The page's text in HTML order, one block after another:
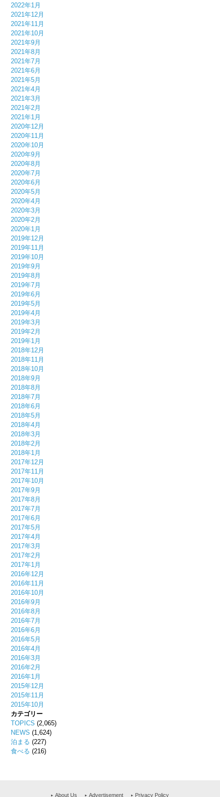
2022年1月
2021年12月
2021年11月
2021年10月
2021年9月
2021年8月
2021年7月
2021年6月
2021年5月
2021年4月
2021年3月
2021年2月
2021年1月
2020年12月
2020年11月
2020年10月
2020年9月
2020年8月
2020年7月
2020年6月
2020年5月
2020年4月
2020年3月
2020年2月
2020年1月
2019年12月
2019年11月
2019年10月
2019年9月
2019年8月
2019年7月
2019年6月
2019年5月
2019年4月
2019年3月
2019年2月
2019年1月
2018年12月
2018年11月
2018年10月
2018年9月
2018年8月
2018年7月
2018年6月
2018年5月
2018年4月
2018年3月
2018年2月
2018年1月
2017年12月
2017年11月
2017年10月
2017年9月
2017年8月
2017年7月
2017年6月
2017年5月
2017年4月
2017年3月
2017年2月
2017年1月
2016年12月
2016年11月
2016年10月
2016年9月
2016年8月
2016年7月
2016年6月
2016年5月
2016年4月
2016年3月
2016年2月
2016年1月
2015年12月
2015年11月
2015年10月
カテゴリー
TOPICS (2,065)
NEWS (1,624)
泊まる (227)
食べる (216)
About Us Advertisement Privacy Policy